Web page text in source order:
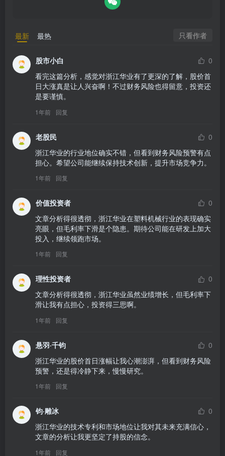
最新 最热 只看作者
股市小白
0
看完这篇分析，感觉对浙江华业有了更深的了解，股价首
日大涨真是让人兴奋啊！不过财务风险也得留意，投资还
是要谨慎。
1年前 回复
老股民
0
浙江华业的行业地位确实不错，但看到财务风险预警有点
担心。希望公司能继续保持技术创新，提升市场竞争力。
1年前 回复
价值投资者
0
文章分析得很透彻，浙江华业在塑料机械行业的表现确实
亮眼，但毛利率下滑是个隐患。期待公司能在研发上加大
投入，继续领跑市场。
1年前 回复
理性投资者
0
文章分析得很透彻，浙江华业虽然业绩增长，但毛利率下
滑让我有点担心，投资得三思啊。
1年前 回复
悬羽·千钧
0
浙江华业的股价首日涨幅让我心潮澎湃，但看到财务风险
预警，还是得冷静下来，慢慢研究。
1年前 回复
钧·雕冰
0
浙江华业的技术专利和市场地位让我对其未来充满信心，
文章的分析让我更坚定了持股的信念。
1年前 回复